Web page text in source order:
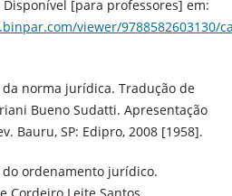
Disponível [para professores] em:
viewer/9788582603130/
da norma jurídica. Tradução de
Bueno Sudatti. Apresentação
Bauru, SP: Edipro, 2008 [1958].
do ordenamento jurídico.